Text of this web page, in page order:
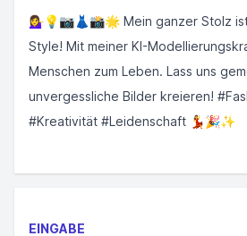
💁‍♀️💡📷👗📸🌟 Mein ganzer Stolz
Style! Mit meiner KI-
Menschen zum Leben. Lass uns
unvergessliche Bilder kreieren!
#Kreativität #Leidenschaft 💃🎉✨
EINGABE